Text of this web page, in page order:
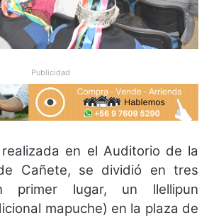
Publicidad
en el Auditorio de la
Cañete, se dividió en tres
primer lugar, un llellipun
mapuche) en la plaza de